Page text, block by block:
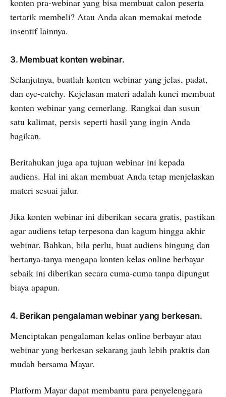
tertarik membeli? Atau Anda akan memakai metode
insentif lainnya.
3. Membuat konten webinar.
Selanjutnya, buatlah konten webinar yang jelas, padat,
dan eye-catchy. Kejelasan materi adalah kunci membuat
konten webinar yang cemerlang. Rangkai dan susun
satu kalimat, persis seperti hasil yang ingin Anda
bagikan.
Beritahukan juga apa tujuan webinar ini kepada
audiens. Hal ini akan membuat Anda tetap menjelaskan
materi sesuai jalur.
Jika konten webinar ini diberikan secara gratis, pastikan
agar audiens tetap terpesona dan kagum hingga akhir
webinar. Bahkan, bila perlu, buat audiens bingung dan
bertanya-tanya mengapa konten kelas online berbayar
sebaik ini diberikan secara cuma-cuma tanpa dipungut
biaya apapun.
4. Berikan pengalaman webinar yang berkesan.
Menciptakan pengalaman kelas online berbayar atau
webinar yang berkesan sekarang jauh lebih praktis dan
mudah bersama Mayar.
Platform Mayar dapat membantu para penyelenggara